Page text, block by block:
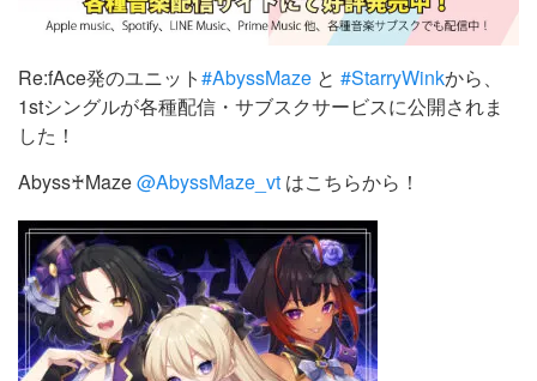
Re:fAce発のユニット#AbyssMaze と #StarryWinkから、
1stシングルが各種配信・サブスクサービスに公開されま
した！
Abyss♰Maze@AbyssMaze_vt はこちらから！